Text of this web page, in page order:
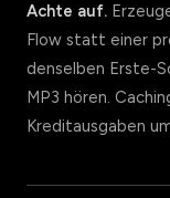
Achte auf.
Flow statt einer
denselben Erste-
MP3 hören.
Kreditausgaben